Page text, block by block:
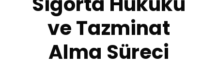
ve Tazminat
Alma Süreci